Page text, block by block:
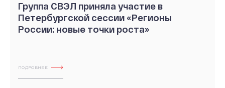
Группа СВЭЛ приняла участие в
Петербургской сессии «Регионы
России: новые точки роста»
ПОДРОБНЕЕ